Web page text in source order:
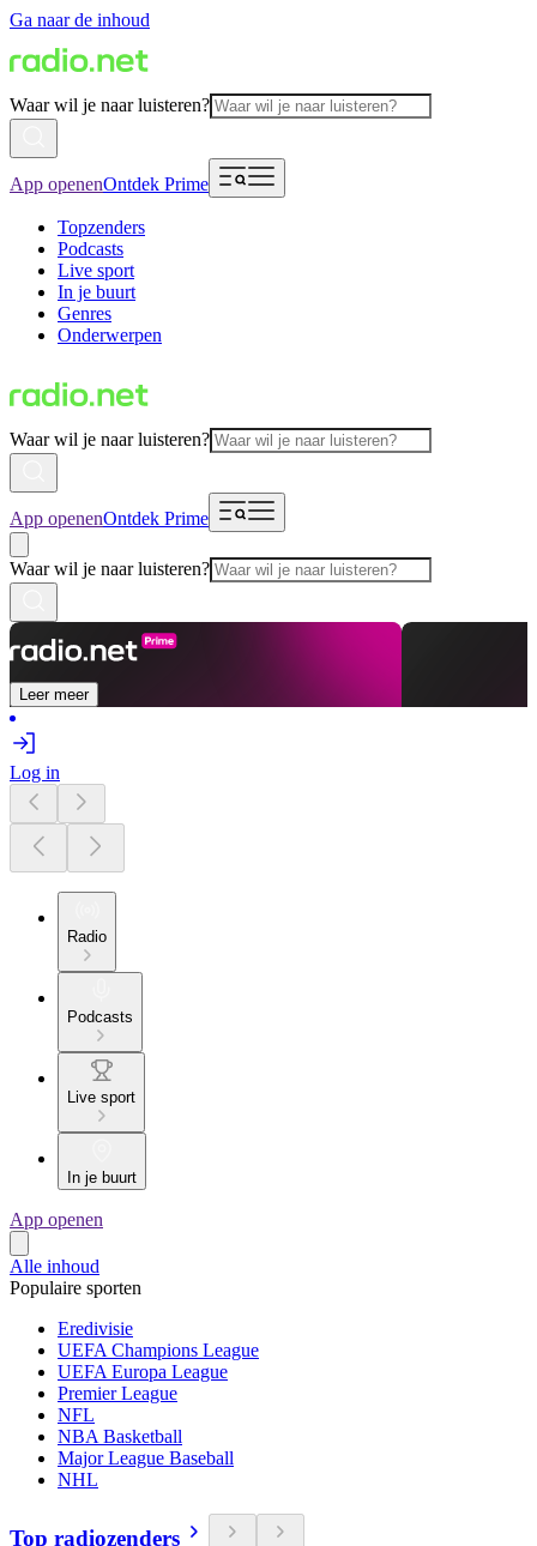
Ga naar de inhoud
Waar wil je naar luisteren?
App openenOntdek Prime
Topzenders
Podcasts
Live sport
In je buurt
Genres
Onderwerpen
Waar wil je naar luisteren?
App openenOntdek Prime
Waar wil je naar luisteren?
Leer meer
Log in
Radio
Podcasts
Live sport
In je buurt
App openen
Alle inhoud
Populaire sporten
Eredivisie
UEFA Champions League
UEFA Europa League
Premier League
NFL
NBA Basketball
Major League Baseball
NHL
Top radiozenders